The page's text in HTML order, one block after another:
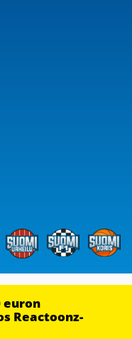
euron
Reactoonz-